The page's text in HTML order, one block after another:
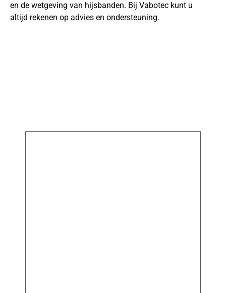
en de wetgeving van hijsbanden. Bij Vabotec kunt u
altijd rekenen op advies en ondersteuning.